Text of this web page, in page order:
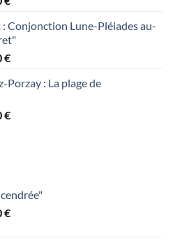
prix :
38,00 €
à
Conjonction Lune-Pléiades au-
€Plage
prix :
à
Porzay : La plage de
€Plage
€Plage